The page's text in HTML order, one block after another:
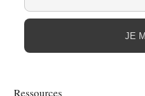
Ressources
JE